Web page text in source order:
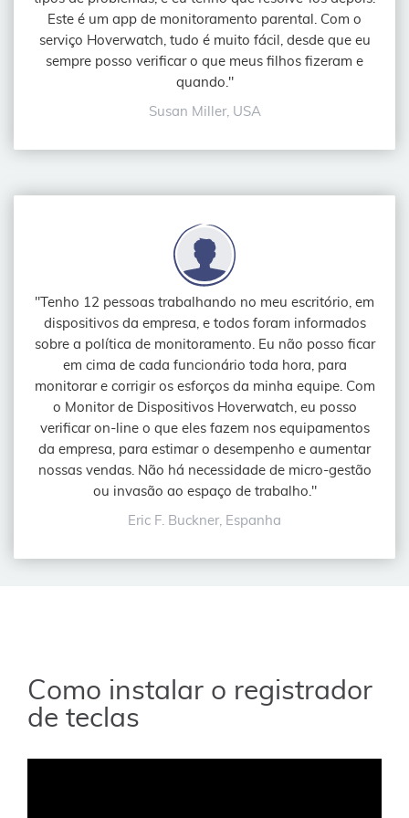
Este é um app de monitoramento parental. Com o
serviço Hoverwatch, tudo é muito fácil, desde que eu
sempre posso verificar o que meus filhos fizeram e
quando."
Susan Miller, USA
"Tenho 12 pessoas trabalhando no meu escritório, em
dispositivos da empresa, e todos foram informados
sobre a política de monitoramento. Eu não posso ficar
em cima de cada funcionário toda hora, para
monitorar e corrigir os esforços da minha equipe. Com
o Monitor de Dispositivos Hoverwatch, eu posso
verificar on-line o que eles fazem nos equipamentos
da empresa, para estimar o desempenho e aumentar
nossas vendas. Não há necessidade de micro-gestão
ou invasão ao espaço de trabalho."
Eric F. Buckner, Espanha
Como instalar o registrador
de teclas